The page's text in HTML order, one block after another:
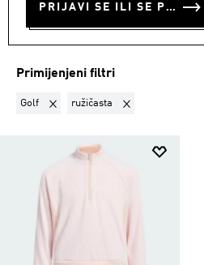
PRIJAVI SE ILI SE PRIDRUŽI SADA
Filtriraj
Primijenjeni filtri
Golf Ukloni filter Trenutno filtrirano
ružičasta Ukloni filter